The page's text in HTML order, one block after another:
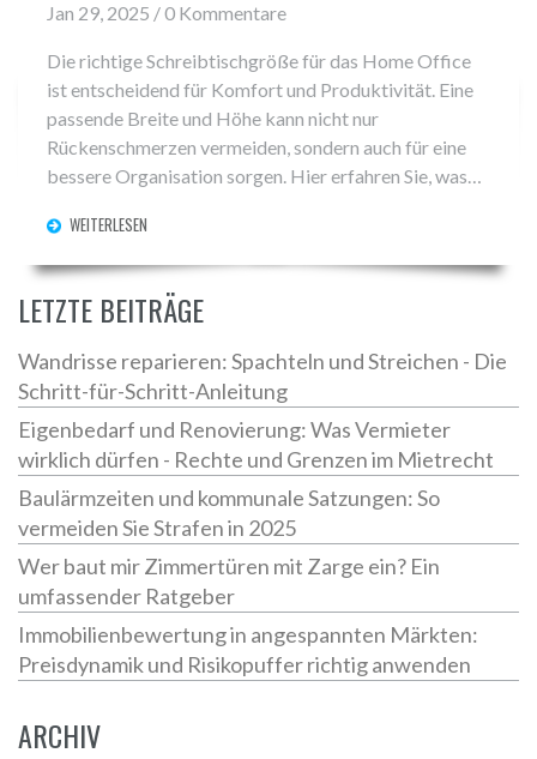
Jan 29, 2025 / 0 Kommentare
Die richtige Schreibtischgröße für das Home Office
ist entscheidend für Komfort und Produktivität. Eine
passende Breite und Höhe kann nicht nur
Rückenschmerzen vermeiden, sondern auch für eine
bessere Organisation sorgen. Hier erfahren Sie, was
sollten, und bekommen praktische Tipps sowie
Empfehlungen. Entdecken Sie, welche Größen für
unterschiedliche Anforderungen geeignet sind und wo
Sie hochwertige Schreibtische finden können.
WEITERLESEN
LETZTE BEITRÄGE
Wandrisse reparieren: Spachteln und Streichen - Die
Schritt-für-Schritt-Anleitung
Eigenbedarf und Renovierung: Was Vermieter
wirklich dürfen - Rechte und Grenzen im Mietrecht
Baulärmzeiten und kommunale Satzungen: So
vermeiden Sie Strafen in 2025
Wer baut mir Zimmertüren mit Zarge ein? Ein
umfassender Ratgeber
Immobilienbewertung in angespannten Märkten:
Preisdynamik und Risikopuffer richtig anwenden
ARCHIV